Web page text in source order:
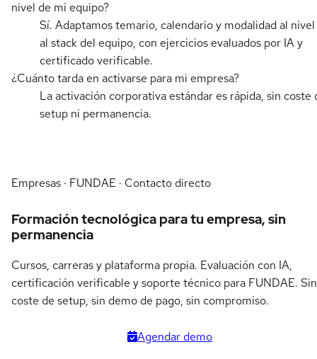
nivel de mi equipo?
Sí. Adaptamos temario, calendario y modalidad al
al stack del equipo, con ejercicios evaluados por IA y
certificado verificable.
¿Cuánto tarda en activarse para mi empresa?
La activación corporativa estándar es rápida, sin coste
setup ni permanencia.
Empresas · FUNDAE · Contacto directo
Formación tecnológica para tu empresa, sin
permanencia
Cursos, carreras y plataforma propia. Evaluación con IA,
certificación verificable y soporte técnico para FUNDAE. Sin
coste de setup, sin demo de pago, sin compromiso.
Agendar demo